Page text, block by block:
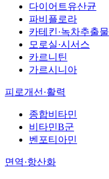
다이어트유산균
파비플로라
카테킨·녹차추출물
모로실·시서스
카르니틴
가르시니아
피로개선·활력
종합비타민
비타민B군
벤포티아민
면역·항산화